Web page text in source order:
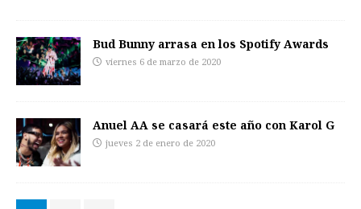
Bud Bunny arrasa en los Spotify Awards
viernes 6 de marzo de 2020
Anuel AA se casará este año con Karol G
jueves 2 de enero de 2020